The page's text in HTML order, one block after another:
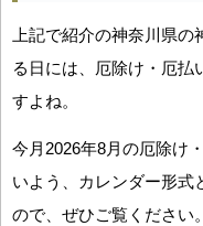
上記で紹介の神奈川県
る日には、厄除け・厄払
すよね。
今月2026年8月の厄除け
いよう、カレンダー形式
ので、ぜひご覧ください。